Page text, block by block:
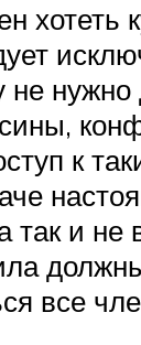
хотеть
нужно
к
так и не
все